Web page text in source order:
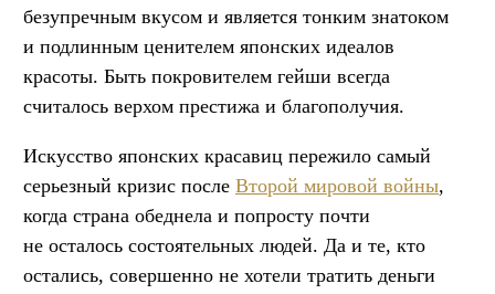
безупречным вкусом и является тонким знатоком
и подлинным ценителем японских идеалов
красоты. Быть покровителем гейши всегда
считалось верхом престижа и благополучия.
Искусство японских красавиц пережило самый
серьезный кризис после Второй мировой войны,
когда страна обеднела и попросту почти
не осталось состоятельных людей. Да и те, кто
остались, совершенно не хотели тратить деньги